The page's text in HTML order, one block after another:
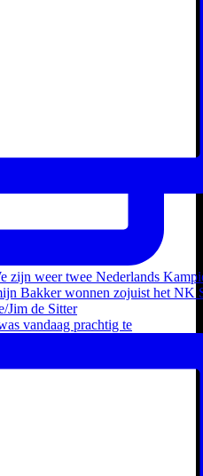
vandaag prachtig te